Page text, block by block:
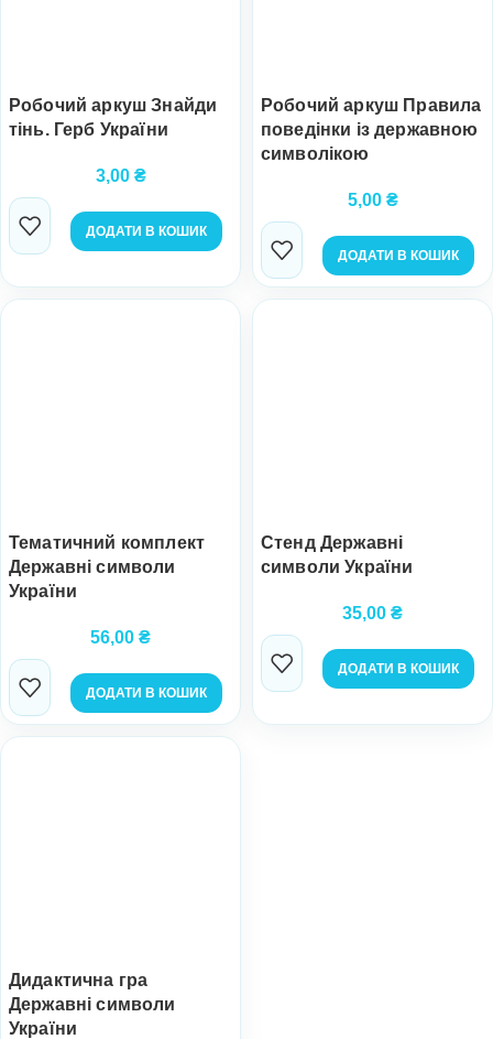
Робочий аркуш Знайди
тінь. Герб України
3,00 ₴
ДОДАТИ В КОШИК
Робочий аркуш Правила
поведінки із державною
символікою
5,00 ₴
ДОДАТИ В КОШИК
Тематичний комплект
Державні символи
України
56,00 ₴
ДОДАТИ В КОШИК
Стенд Державні
символи України
35,00 ₴
ДОДАТИ В КОШИК
Дидактична гра
Державні символи
України